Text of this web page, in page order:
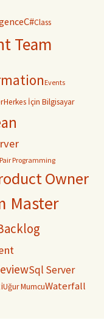
C#Class
Team
Events
Herkes İçin Bilgisayar
Pair Programming
Owner
Master
Sql Server
Uğur MumcuWaterfall